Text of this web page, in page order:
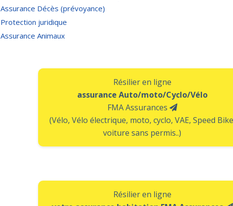
Assurance Décès (prévoyance)
Protection juridique
Assurance Animaux
Résilier en ligne
assurance Auto/moto/Cyclo/Vélo
FMA Assurances
(Vélo, Vélo électrique, moto, cyclo, VAE, Speed
voiture sans permis..)
Résilier en ligne